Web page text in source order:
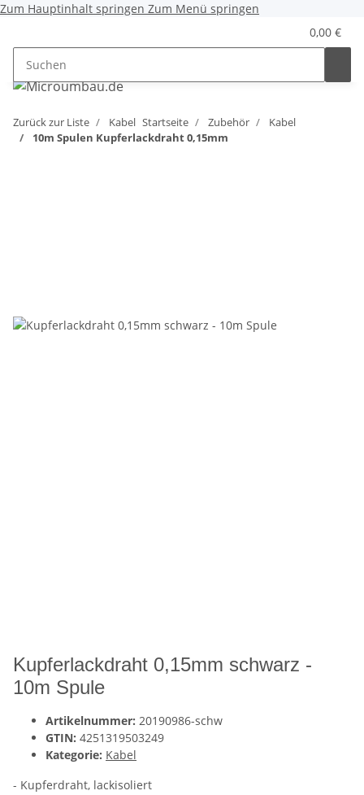
Zum Hauptinhalt springen Zum Menü springen
0,00 €
Zurück zur Liste Kabel Startseite Zubehör
Kabel
10m Spulen Kupferlackdraht 0,15mm
Kupferlackdraht 0,15mm schwarz -
10m Spule
Artikelnummer: 20190986-schw
GTIN: 4251319503249
Kategorie: Kabel
- Kupferdraht, lackisoliert